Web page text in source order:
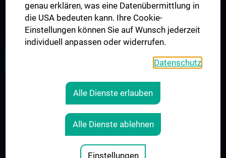
Referenzlabor
Virus-Epidemiologie
COOKIE-EINSTELLUNGEN
genau erklären, was eine Datenübermittlung in
die USA bedeuten kann. Ihre Cookie-
Einstellungen können Sie auf Wunsch jederzeit
individuell anpassen oder widerrufen.
Datenschutz
Alle Dienste erlauben
Alle Dienste ablehnen
Einstellungen